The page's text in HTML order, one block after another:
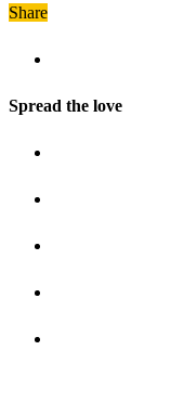
Share
Spread the love